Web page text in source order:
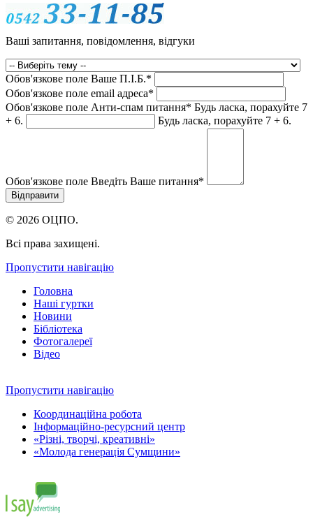
Ваші запитання, повідомлення, відгуки
Обов'язкове поле Ваше П.I.Б.*
Обов'язкове поле email адреса*
Обов'язкове поле Анти-спам питання* Будь ласка, порахуйте 7
+ 6.
Будь ласка, порахуйте 7 + 6.
Обов'язкове поле Введіть Ваше питання*
© 2026 ОЦПО.
Всі права захищені.
Пропустити навігацію
Головна
Наші гуртки
Новини
Бібліотека
Фотогалереї
Відео
Пропустити навігацію
Координаційна робота
Інформаційно-ресурсний центр
«Різні, творчі, креативні»
«Молода генерація Сумщини»